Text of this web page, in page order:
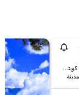
4ta calle 9-42 zona 1, كويتزالتنانغو, غواتيمالا